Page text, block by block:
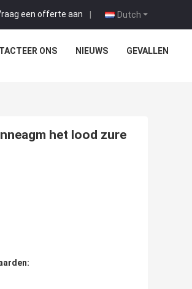
Dutch
een offerte aan |
ONS NIEUWS GEVALLEN
het lood zure